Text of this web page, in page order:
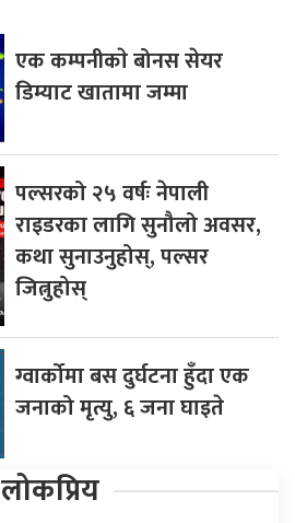
एक कम्पनीकाे बोनस सेयर
डिम्याट खातामा जम्मा
पल्सरको २५ वर्षः नेपाली
राइडरका लागि सुनौलो अवसर,
कथा सुनाउनुहोस्, पल्सर
जित्नुहोस्
ग्वार्कोमा बस दुर्घटना हुँदा एक
जनाको मृत्यु, ६ जना घाइते
लोकप्रिय